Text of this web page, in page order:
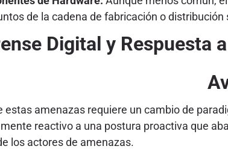
de la cadena de fabricación o
Digital y Respuesta
amenazas requiere un cambio de
reactivo a una postura proactiva que
los actores de amenazas.